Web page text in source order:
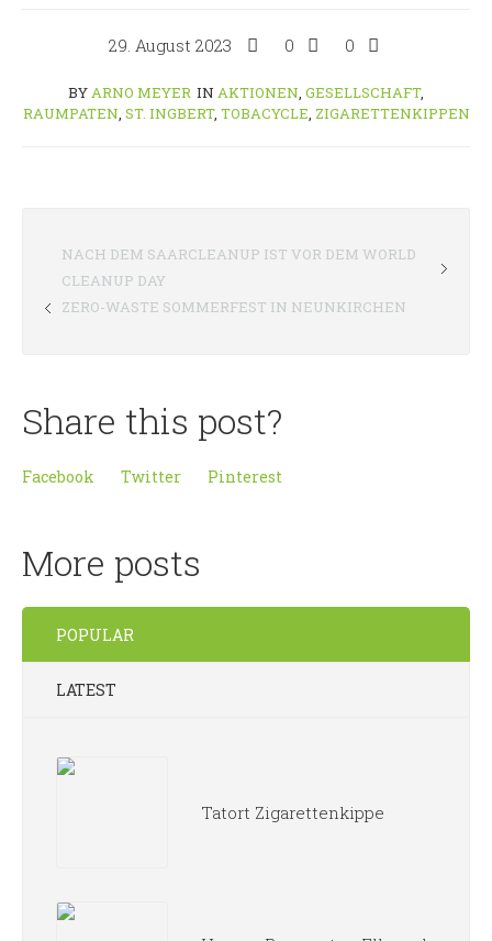
29. August 2023 0 0
BYARNO MEYER IN AKTIONEN, GESELLSCHAFT,
RAUMPATEN, ST. INGBERT, TOBACYCLE, ZIGARETTENKIPPEN
NACH DEM SAARCLEANUP IST VOR DEM WORLD
CLEANUP DAY
ZERO-WASTE SOMMERFEST IN NEUNKIRCHEN
Share this post?
Facebook Twitter Pinterest
More posts
POPULAR
LATEST
Tatort Zigarettenkippe